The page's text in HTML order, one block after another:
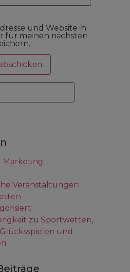
und Website in
für meinen nächsten
Marketing
Veranstaltungen
zu Sportwetten,
und